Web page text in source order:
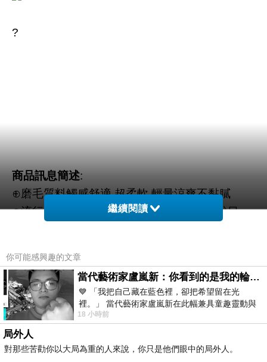
?
商品訊息簡述:
⊕磨毛質料觸感舒適,超柔軟,輕量涼爽不黏膩
⊕流行精彩圖案設計,讓您睡得舒適又賞心悅目
【SkinYounger】回春GF導航時空膠囊X150顆
(中秋)2入起~不鏽鋼檸檬取汁器
繼續閱讀
你可能感興趣的文章
當代藝術家盧嵐新：你看到的是我的輪廓，還是你的故事？——藏在藍色裡的希望與光
💙 「我把自己藏在藍色裡，卻把希望留在光
裡。」 當代藝術家盧嵐新在此幅兼具童趣靈動與
抽象韻味的新作中，用湛藍的羽翼般色塊包覆著
18 小時前
局外人
對那些苦勸你以大局為重的人來說，你只是他們眼中的局外人。